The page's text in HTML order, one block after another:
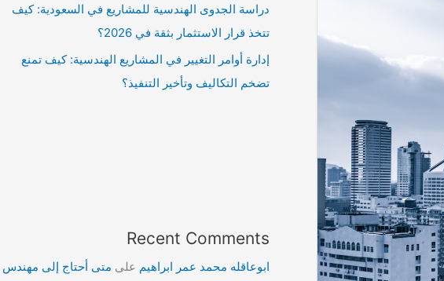
دراسة الجدوى الهندسية للمشاريع في السعودية: كيف
تتخذ قرار الاستثمار بثقة في 2026؟
إدارة أوامر التغيير في المشاريع الهندسية: كيف تمنع
تضخم التكاليف وتأخير التنفيذ؟
Recent Comments
ابوعاقله محمد عمر ابراهيم على متى أحتاج إلى مهندس